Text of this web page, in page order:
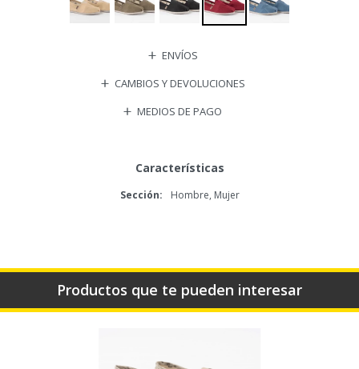
ENVÍOS
CAMBIOS Y DEVOLUCIONES
MEDIOS DE PAGO
Características
Sección Hombre, Mujer
Productos que te pueden interesar